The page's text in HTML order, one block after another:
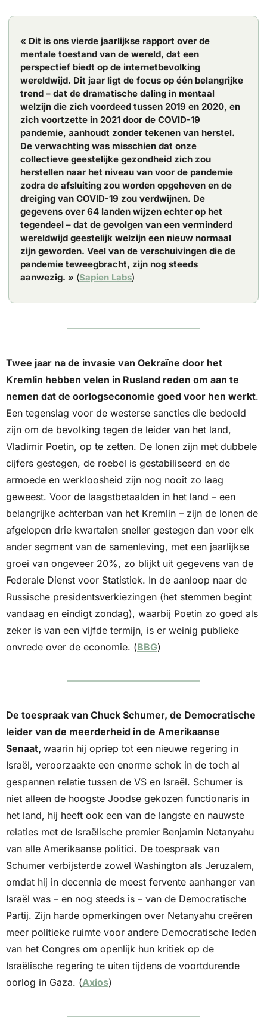
« Dit is ons vierde jaarlijkse rapport over de
mentale toestand van de wereld, dat een
perspectief biedt op de internetbevolking
wereldwijd. Dit jaar ligt de focus op één belangrijke
trend – dat de dramatische daling in mentaal
welzijn die zich voordeed tussen 2019 en 2020, en
zich voortzette in 2021 door de COVID-19
pandemie, aanhoudt zonder tekenen van herstel.
De verwachting was misschien dat onze
collectieve geestelijke gezondheid zich zou
herstellen naar het niveau van voor de pandemie
zodra de afsluiting zou worden opgeheven en de
dreiging van COVID-19 zou verdwijnen. De
gegevens over 64 landen wijzen echter op het
tegendeel – dat de gevolgen van een verminderd
wereldwijd geestelijk welzijn een nieuw normaal
zijn geworden. Veel van de verschuivingen die de
pandemie teweegbracht, zijn nog steeds
aanwezig. » (Sapien Labs)
Twee jaar na de invasie van Oekraïne door het
Kremlin hebben velen in Rusland reden om aan te
nemen dat de oorlogseconomie goed voor hen werkt.
Een tegenslag voor de westerse sancties die bedoeld
zijn om de bevolking tegen de leider van het land,
Vladimir Poetin, op te zetten. De lonen zijn met dubbele
cijfers gestegen, de roebel is gestabiliseerd en de
armoede en werkloosheid zijn nog nooit zo laag
geweest. Voor de laagstbetaalden in het land – een
belangrijke achterban van het Kremlin – zijn de lonen de
afgelopen drie kwartalen sneller gestegen dan voor elk
ander segment van de samenleving, met een jaarlijkse
groei van ongeveer 20%, zo blijkt uit gegevens van de
Federale Dienst voor Statistiek. In de aanloop naar de
Russische presidentsverkiezingen (het stemmen begint
vandaag en eindigt zondag), waarbij Poetin zo goed als
zeker is van een vijfde termijn, is er weinig publieke
onvrede over de economie. (BBG)
De toespraak van Chuck Schumer, de Democratische
leider van de meerderheid in de Amerikaanse
Senaat, waarin hij opriep tot een nieuwe regering in
Israël, veroorzaakte een enorme schok in de toch al
gespannen relatie tussen de VS en Israël. Schumer is
niet alleen de hoogste Joodse gekozen functionaris in
het land, hij heeft ook een van de langste en nauwste
relaties met de Israëlische premier Benjamin Netanyahu
van alle Amerikaanse politici. De toespraak van
Schumer verbijsterde zowel Washington als Jeruzalem,
omdat hij in decennia de meest fervente aanhanger van
Israël was – en nog steeds is – van de Democratische
Partij. Zijn harde opmerkingen over Netanyahu creëren
meer politieke ruimte voor andere Democratische leden
van het Congres om openlijk hun kritiek op de
Israëlische regering te uiten tijdens de voortdurende
oorlog in Gaza. (Axios)